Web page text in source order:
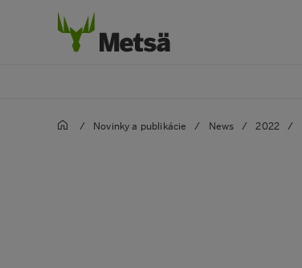
/ Novinky a publikácie / News / 2022 /